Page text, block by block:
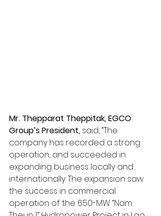
Mr. Thepparat Theppitak, EGCO
Group’s President, said, “The
company has recorded a strong
operation, and succeeded in
expanding business locally and
internationally. The expansion saw
the success in commercial
operation of the 650-MW “Nam